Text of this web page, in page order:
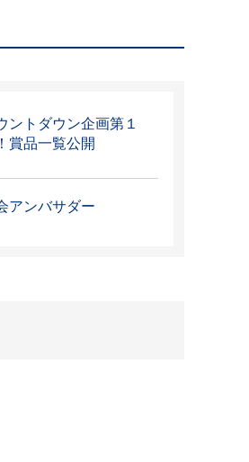
ントダウン企画第１
賞品一覧公開
アンバサダー